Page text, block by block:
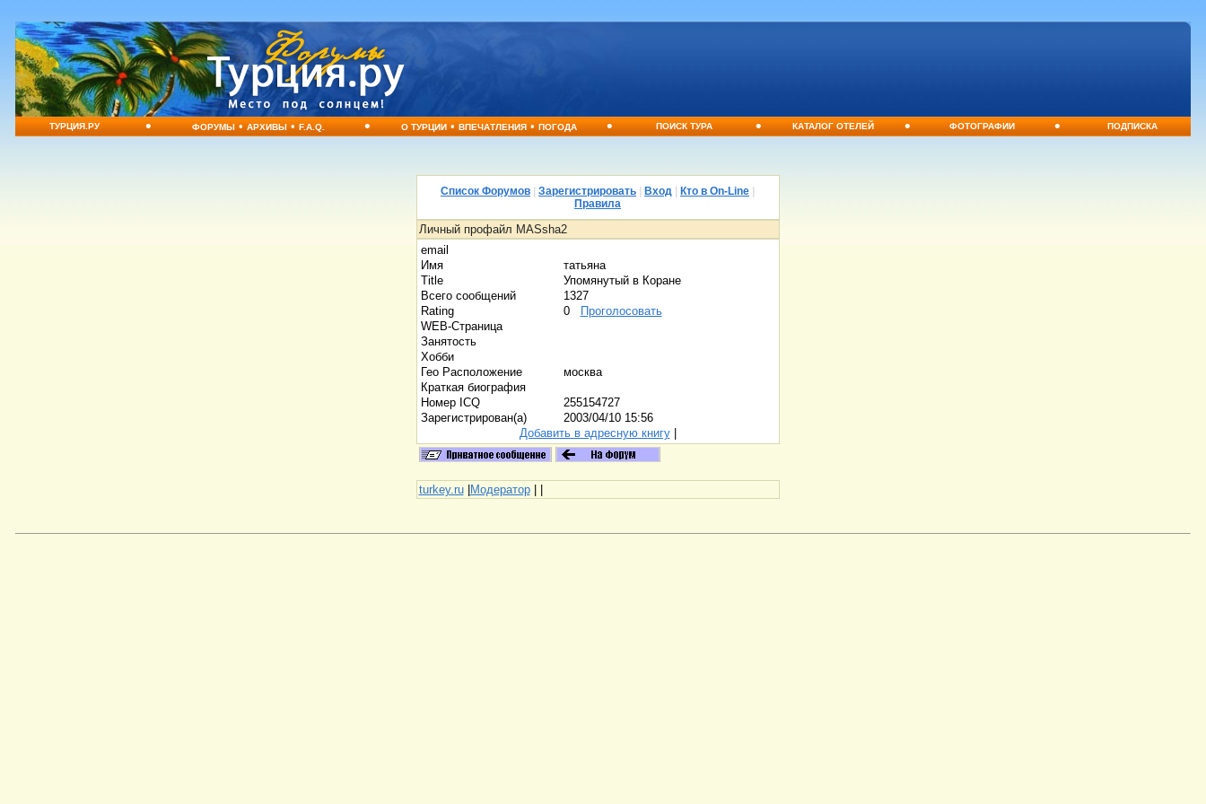
ТУРЦИЯ.РУ • ФОРУМЫ•АРХИВЫ•F.A.Q. • О ТУРЦИИ•ВПЕЧАТЛЕНИЯ•ПОГОДА • ПОИСК ТУРА • КАТАЛОГ ОТЕЛЕЙ • ФОТОГРАФИИ • ПОДПИСКА
Список Форумов Зарегистрировать Вход Кто в On-Line
Правила
Личный профайл MASsha2
email
Имя
татьяна
Title
Упомянутый в Коране
Всего сообщений
1327
Rating
0
Проголосовать
WEB-Страница
Занятость
Хобби
Гео Расположение
москва
Краткая биография
Номер ICQ
255154727
Зарегистрирован(а)
2003/04/10 15:56
Добавить в адресную книгу|
turkey.ru|Модератор| |